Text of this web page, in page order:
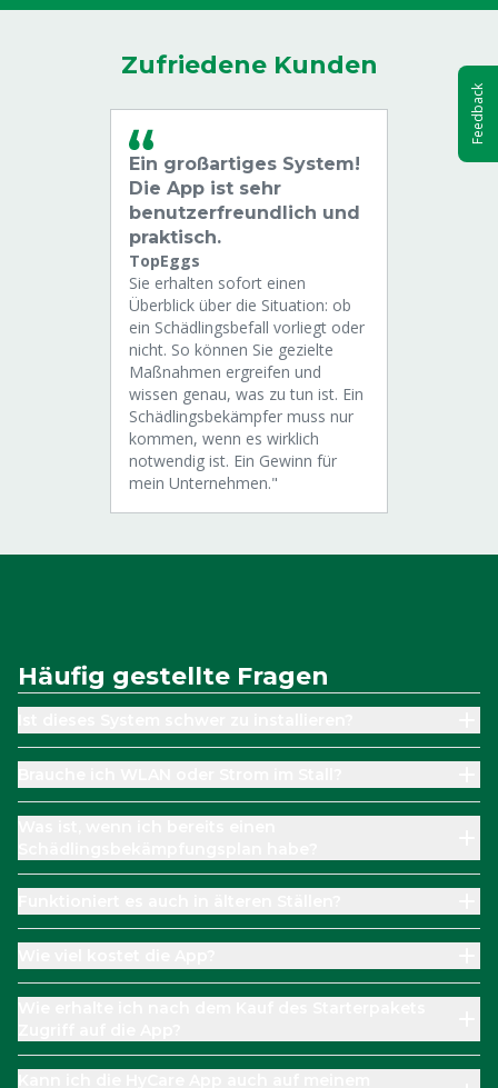
Zufriedene Kunden
Ein großartiges System!
Die App ist sehr
benutzerfreundlich und
praktisch.
TopEggs
Sie erhalten sofort einen
Überblick über die Situation: ob
ein Schädlingsbefall vorliegt oder
nicht. So können Sie gezielte
Maßnahmen ergreifen und
wissen genau, was zu tun ist. Ein
Schädlingsbekämpfer muss nur
kommen, wenn es wirklich
notwendig ist. Ein Gewinn für
mein Unternehmen."
Häufig gestellte Fragen
Feedback